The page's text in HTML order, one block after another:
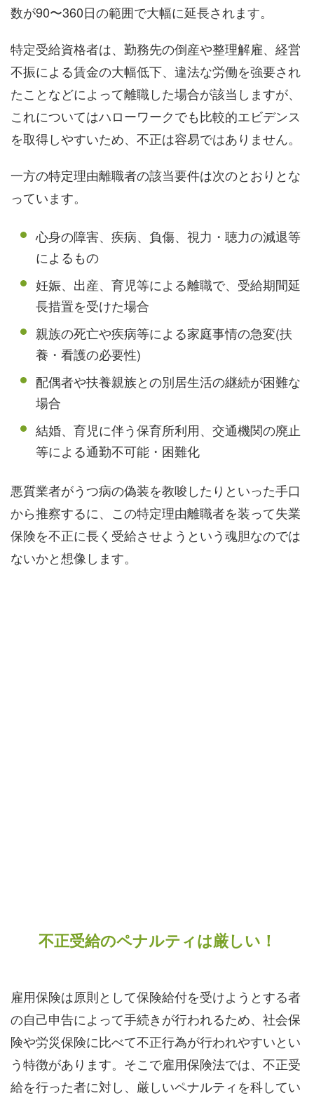
数が90〜360日の範囲で大幅に延長されます。
特定受給資格者は、勤務先の倒産や整理解雇、経営
不振による賃金の大幅低下、違法な労働を強要され
たことなどによって離職した場合が該当しますが、
これについてはハローワークでも比較的エビデンス
を取得しやすいため、不正は容易ではありません。
一方の特定理由離職者の該当要件は次のとおりとな
っています。
心身の障害、疾病、負傷、視力・聴力の減退等
によるもの
妊娠、出産、育児等による離職で、受給期間延
長措置を受けた場合
親族の死亡や疾病等による家庭事情の急変(扶
養・看護の必要性)
配偶者や扶養親族との別居生活の継続が困難な
場合
結婚、育児に伴う保育所利用、交通機関の廃止
等による通勤不可能・困難化
悪質業者がうつ病の偽装を教唆したりといった手口
から推察するに、この特定理由離職者を装って失業
保険を不正に長く受給させようという魂胆なのでは
ないかと想像します。
不正受給のペナルティは厳しい！
雇用保険は原則として保険給付を受けようとする者
の自己申告によって手続きが行われるため、社会保
険や労災保険に比べて不正行為が行われやすいとい
う特徴があります。そこで雇用保険法では、不正受
給を行った者に対し、厳しいペナルティを科してい